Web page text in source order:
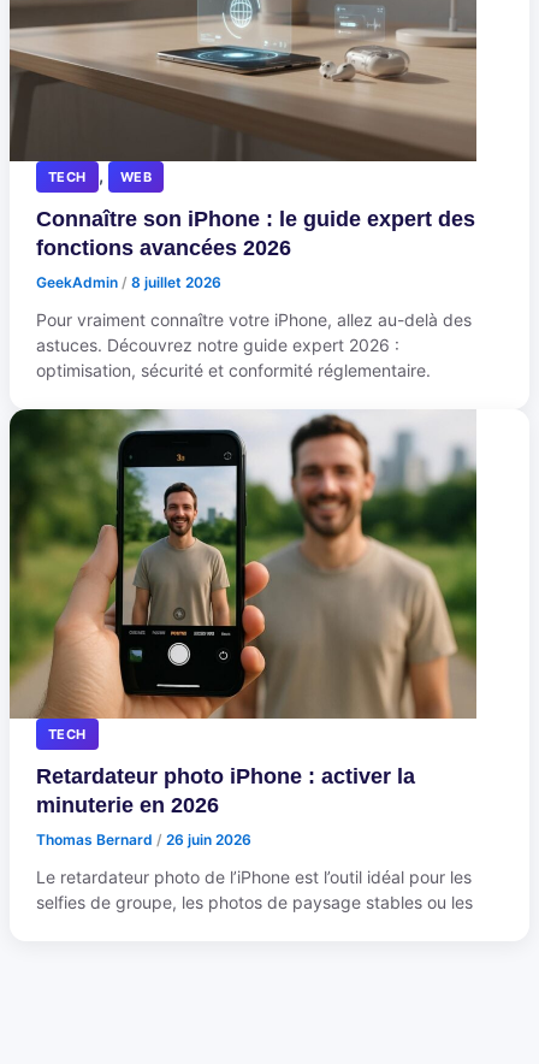
TECH , WEB
Connaître son iPhone : le guide expert des
fonctions avancées 2026
GeekAdmin / 8 juillet 2026
Pour vraiment connaître votre iPhone, allez au-delà des
astuces. Découvrez notre guide expert 2026 :
optimisation, sécurité et conformité réglementaire.
TECH
Retardateur photo iPhone : activer la
minuterie en 2026
Thomas Bernard / 26 juin 2026
Le retardateur photo de l’iPhone est l’outil idéal pour les
selfies de groupe, les photos de paysage stables ou les